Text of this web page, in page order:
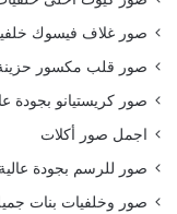
صور غلاف فيسوك
صور قلب مكسور
صور كريستيانو بجودة
اجمل صور أكلات
صور للرسم بجودة عالية
صور وخلفيات بنات